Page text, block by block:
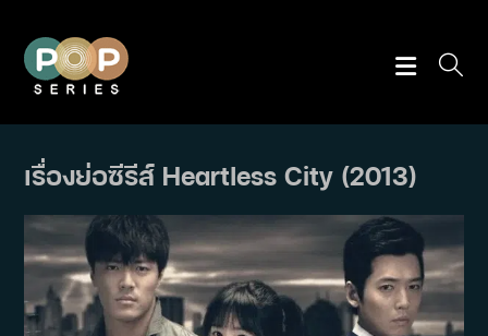
content
เรื่องย่อซีรีส์ Heartless City (2013)